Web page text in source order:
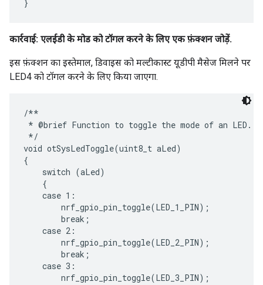
कार्रवाई: एलईडी के मोड को टॉगल करने के लिए एक फ़ंक्शन जोड़ें.
इस फ़ंक्शन का इस्तेमाल, डिवाइस को मल्टीकास्ट यूडीपी मैसेज मिलने पर
LED4 को टॉगल करने के लिए किया जाएगा.
/**
* @brief Function to toggle the mode of an LED.
*/
void otSysLedToggle(uint8_t aLed)
{
    switch (aLed)
    {
    case 1:
        nrf_gpio_pin_toggle(LED_1_PIN);
        break;
    case 2:
        nrf_gpio_pin_toggle(LED_2_PIN);
        break;
    case 3:
        nrf_gpio_pin_toggle(LED_3_PIN);